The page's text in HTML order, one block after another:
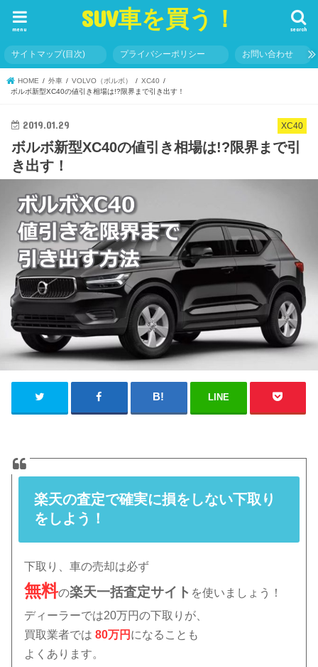
SUV車を買う！ search
menu
サイトマップ(目次) プライバシーポリシー お問い合わせ
HOME 外車 VOLVO（ボルボ）
XC40
ボルボ新型XC40の値引き相場は!?限界まで引き出す！
XC40
2019.01.29
ボルボ新型XC40の値引き相場は!?限界まで引
き出す！
LINE
楽天の査定で確実に損をしない下取り
をしよう！
下取り、車の売却は必ず
無料の楽天一括査定サイト を使いましょう！
ディーラーでは20万円の下取りが、
買取業者では80万円 になることも
よくあります。